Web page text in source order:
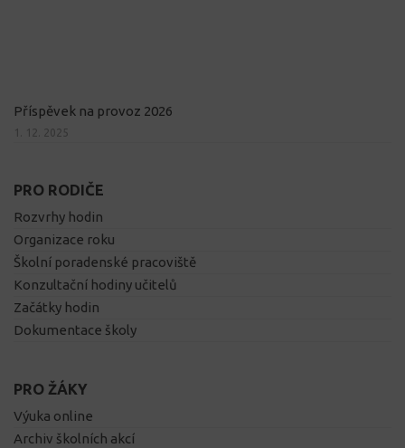
Příspěvek na provoz 2026
1. 12. 2025
PRO RODIČE
Rozvrhy hodin
Organizace roku
Školní poradenské pracoviště
Konzultační hodiny učitelů
Začátky hodin
Dokumentace školy
PRO ŽÁKY
Výuka online
Archiv školních akcí